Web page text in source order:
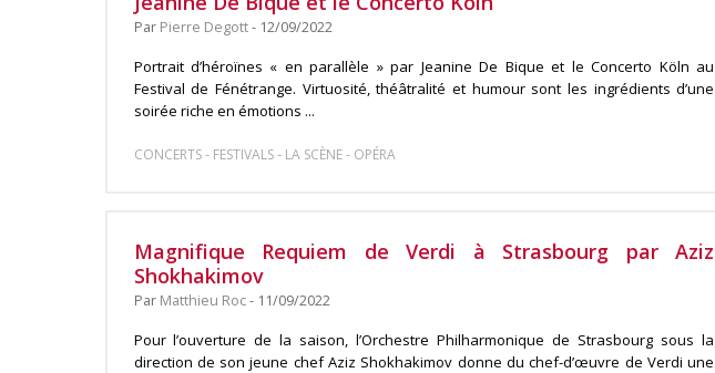
Par Pierre Degott- 12/09/2022
Portrait d’héroïnes « en parallèle » par Jeanine De Bique et le Concerto Köln au
Festival de Fénétrange. Virtuosité, théâtralité et humour sont les ingrédients d’une
soirée riche en émotions ...
CONCERTS- FESTIVALS- LA SCÈNE- OPÉRA
Magnifique Requiem de Verdi à Strasbourg par Aziz
Shokhakimov
Par Matthieu Roc- 11/09/2022
Pour l’ouverture de la saison, l’Orchestre Philharmonique de Strasbourg sous la
direction de son jeune chef Aziz Shokhakimov donne du chef-d’œuvre de Verdi une